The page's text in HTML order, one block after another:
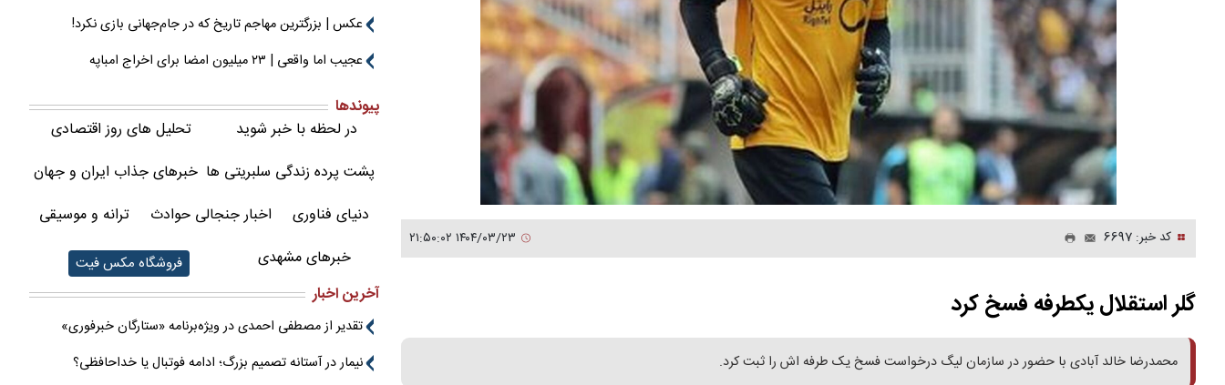
کد خبر: 6697
گلر استقلال یکطرفه فسخ کرد
محمدرضا خالد آبادی با حضور در سازمان لیگ درخواست فسخ یک طرفه اش را ثبت کرد.
عکس | بزرگترین مهاجم تاریخ که در جام‌جهانی بازی نکرد!
عجیب اما واقعی | ۲۳ میلیون امضا برای اخراج امباپه
پیوندها
در لحظه با خبر شوید
تحلیل های روز اقتصادی
پشت پرده زندگی سلبریتی ها خبرهای جذاب ایران و جهان
دنیای فناوری
اخبار جنجالی حوادث
ترانه و موسیقی
خبرهای مشهدی
فروشگاه مکس فیت
آخرین اخبار
تقدیر از مصطفی احمدی در ویژه‌برنامه «ستارگان خبرفوری»
نیمار در آستانه تصمیم بزرگ؛ ادامه فوتبال یا خداحافظی؟